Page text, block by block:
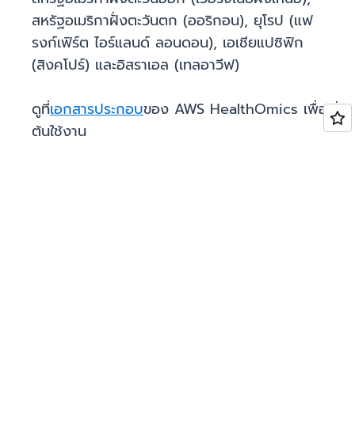
สหรัฐอเมริกาฝั่งตะวันตก (ออริกอน), ยุโรป (แฟ
รงก์เฟิร์ต ไอร์แลนด์ ลอนดอน), เอเชียแปซิฟิก
(สิงคโปร์) และอิสราเอล (เทลอาวีฟ)
ดูที่เอกสารประกอบของ AWS HealthOmics เพื่อเริ่ม
ต้นใช้งาน